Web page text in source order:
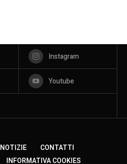
Instagram
Youtube
NOTIZIE
CONTATTI
INFORMATIVA COOKIES